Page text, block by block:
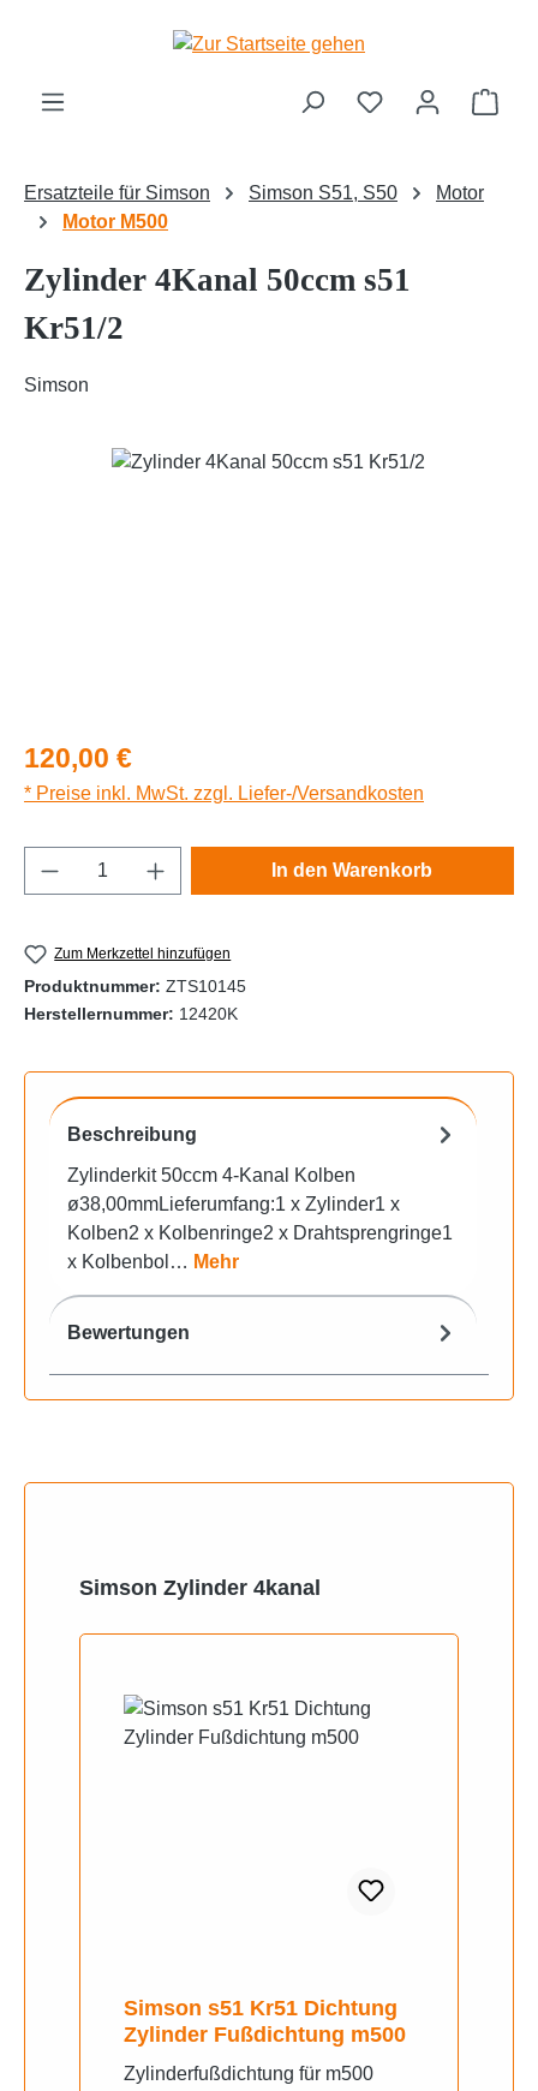
Zum Hauptinhalt springen
Ersatzteile für Simson Simson S51, S50
Motor
Motor M500
Zylinder 4Kanal 50ccm s51
Kr51/2
Simson
Bildergalerie überspringen
Regulärer Preis:
120,00 €
* Preise inkl. MwSt. zzgl. Liefer-/Versandkosten
Produkt Anzahl: Gib den gewünschten
In den Warenkorb
Zum Merkzettel hinzufügen
Produktnummer: ZTS10145
Herstellernummer: 12420K
Beschreibung
Zylinderkit 50ccm 4-Kanal Kolben
ø38,00mmLieferumfang:1 x Zylinder1 x
Kolben2 x Kolbenringe2 x Drahtsprengringe1
x Kolbenbol… Mehr
Bewertungen
Produktgalerie überspringen
Simson Zylinder 4kanal
Simson s51 Kr51 Dichtung
Zylinder Fußdichtung m500
Zylinderfußdichtung für m500